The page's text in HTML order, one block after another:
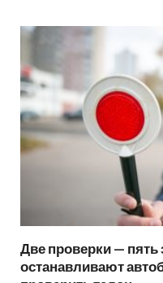
Две проверки — пять
останавливают